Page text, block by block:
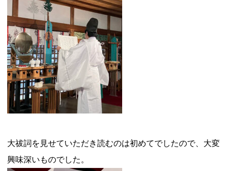
大祓詞を見せていただき読むのは初めてでしたので、大変
興味深いものでした。